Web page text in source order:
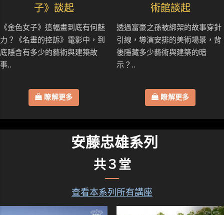
子》談起
《金色女子》這幅畫到底有何魅
力？《名畫的控訴》電影中，到
底隱含有多少的藝術與建築故
事..
瞭解更多
術館談起
透過富豪之孫被綁架的故事穿針
引線，導演安排的美術場景，背
後隱藏多少藝術與建築的暗
示？..
瞭解更多
安藤忠雄系列
共３堂
查看本系列所有講座